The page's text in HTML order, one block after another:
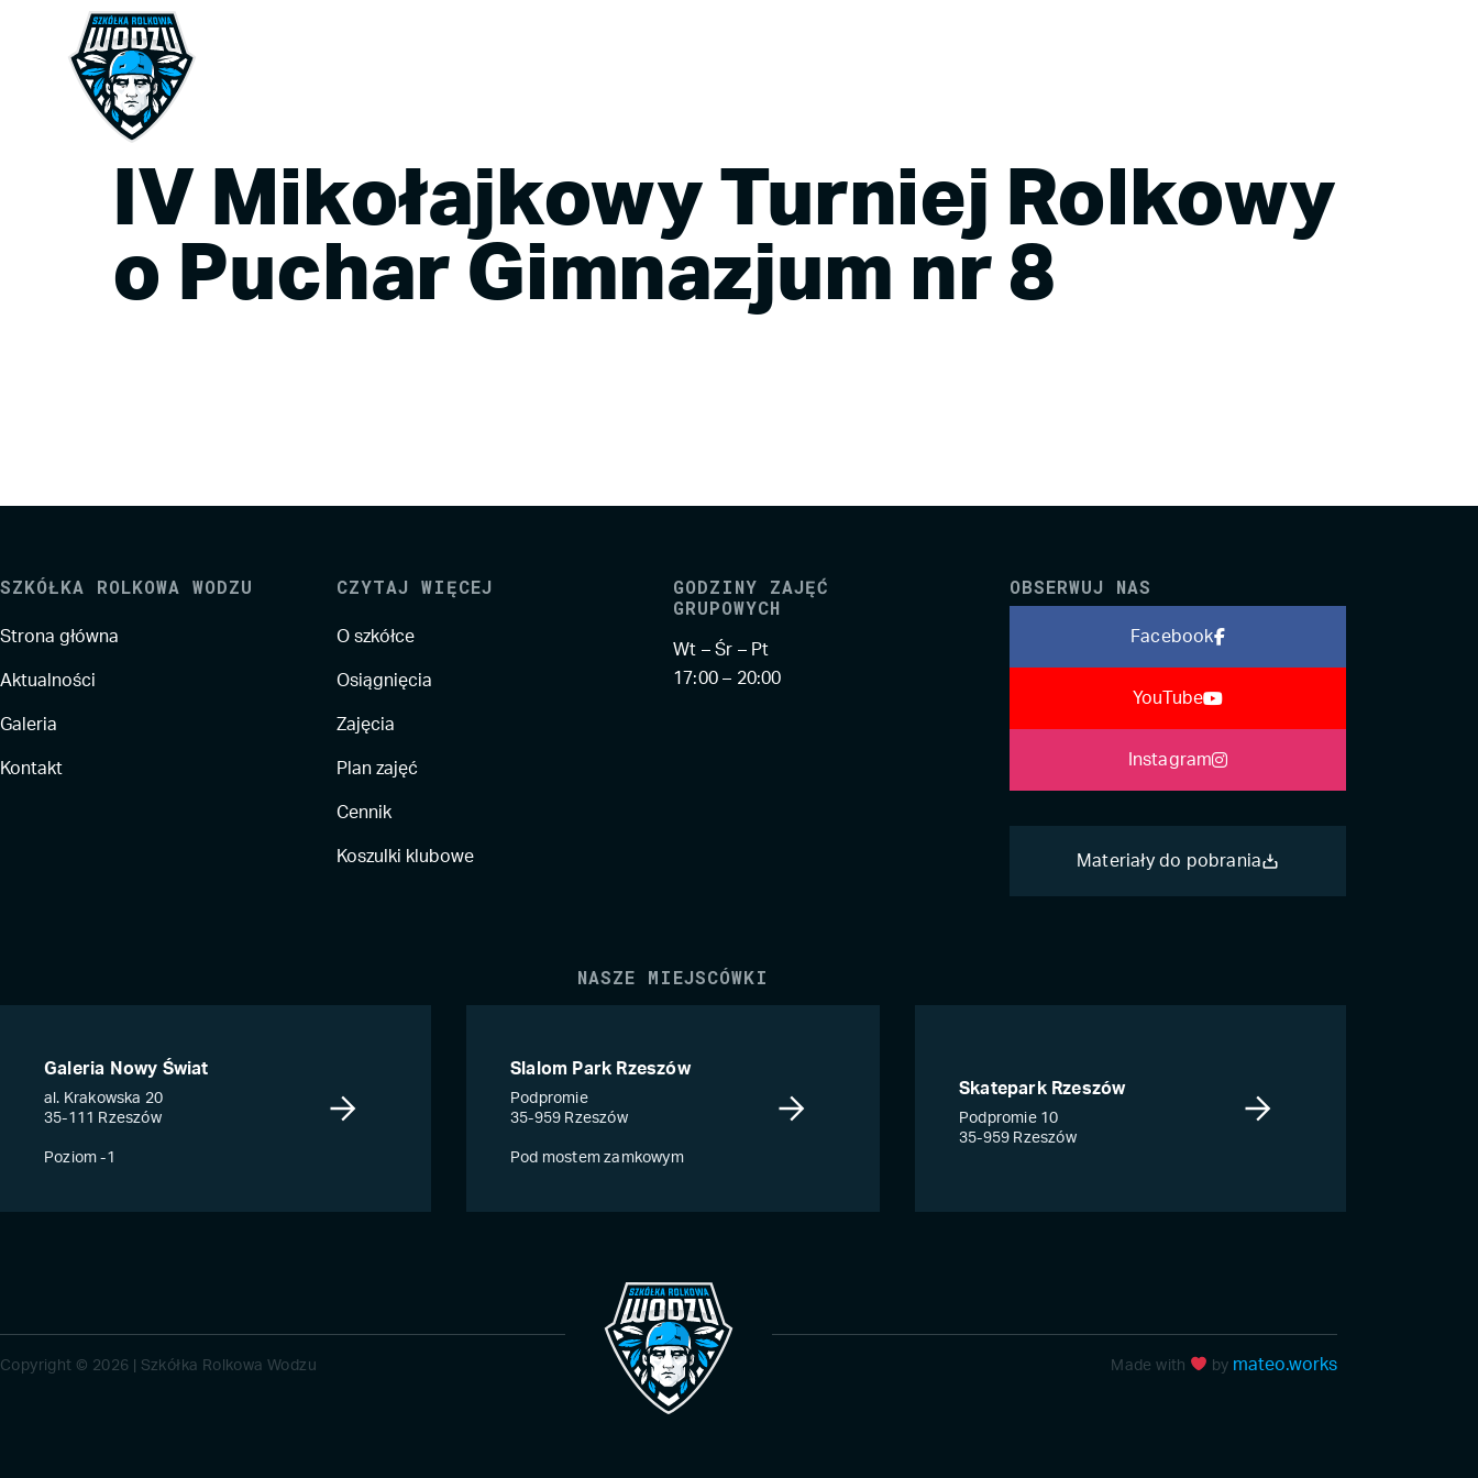
IV Mikołajkowy Turniej Rolkowy
o Puchar Gimnazjum nr 8
SZKÓŁKA ROLKOWA WODZU
Strona główna
Aktualności
Galeria
Kontakt
CZYTAJ WIĘCEJ
O szkółce
Osiągnięcia
Zajęcia
Plan zajęć
Cennik
Koszulki klubowe
GODZINY ZAJĘĆ
GRUPOWYCH
Wt – Śr – Pt
17:00 – 20:00
OBSERWUJ NAS
Facebook
YouTube
Instagram
Materiały do pobrania
NASZE MIEJSCÓWKI
Galeria Nowy Świat
al. Krakowska 20
35-111 Rzeszów
Poziom -1
Slalom Park Rzeszów
Podpromie
35-959 Rzeszów
Pod mostem zamkowym
Skatepark Rzeszów
Podpromie 10
35-959 Rzeszów
Copyright © 2026 | Szkółka Rolkowa Wodzu Made with by mateo.works